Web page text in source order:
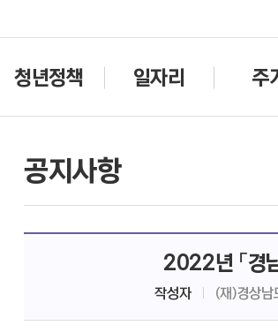
청년정책 일자리 주
공지사항
2022년 「경
작성자 (재)경상남